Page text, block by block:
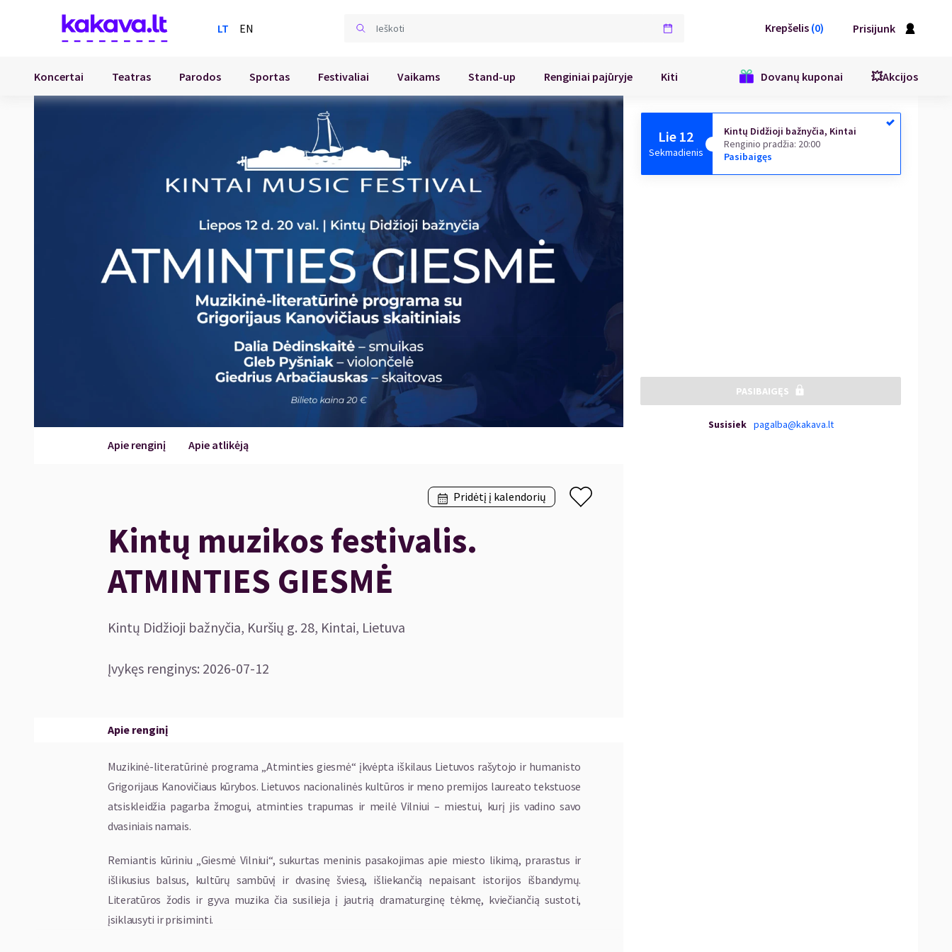
LT EN Krepšelis (0) Prisijunk
Koncertai Teatras Parodos Sportas Festivaliai Vaikams Stand-up Renginiai pajūryje Kiti Dovanų kuponai 💥Akcijos
Apie renginį Apie atlikėją
Pridėtį į kalendorių
Kintų muzikos festivalis.
ATMINTIES GIESMĖ
Kintų Didžioji bažnyčia, Kuršių g. 28, Kintai, Lietuva
Įvykęs renginys: 2026-07-12
Apie renginį
Muzikinė-literatūrinė programa „Atminties giesmė“ įkvėpta iškilaus Lietuvos rašytojo ir humanisto
Grigorijaus Kanovičiaus kūrybos. Lietuvos nacionalinės kultūros ir meno premijos laureato tekstuose
atsiskleidžia pagarba žmogui, atminties trapumas ir meilė Vilniui – miestui, kurį jis vadino savo
dvasiniais namais.
Remiantis kūriniu „Giesmė Vilniui“, sukurtas meninis pasakojimas apie miesto likimą, prarastus ir
išlikusius balsus, kultūrų sambūvį ir dvasinę šviesą, išliekančią nepaisant istorijos išbandymų.
Literatūros žodis ir gyva muzika čia susilieja į jautrią dramaturginę tėkmę, kviečiančią sustoti,
įsiklausyti ir prisiminti.
Lie 12
Sekmadienis
Kintų Didžioji bažnyčia, Kintai
Renginio pradžia: 20:00
Pasibaigęs
PASIBAIGĘS
Susisiek pagalba@kakava.lt